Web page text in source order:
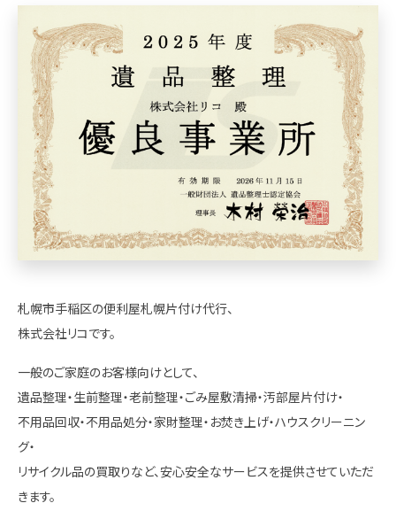
札幌市手稲区の便利屋札幌片付け代行、
株式会社リコです。
一般のご家庭のお客様向けとして、
遺品整理・生前整理・老前整理・ごみ屋敷清掃・汚部屋片付け・
不用品回収・不用品処分・家財整理・お焚き上げ・ハウスクリーニン
グ・
リサイクル品の買取りなど、安心安全なサービスを提供させていただ
きます。